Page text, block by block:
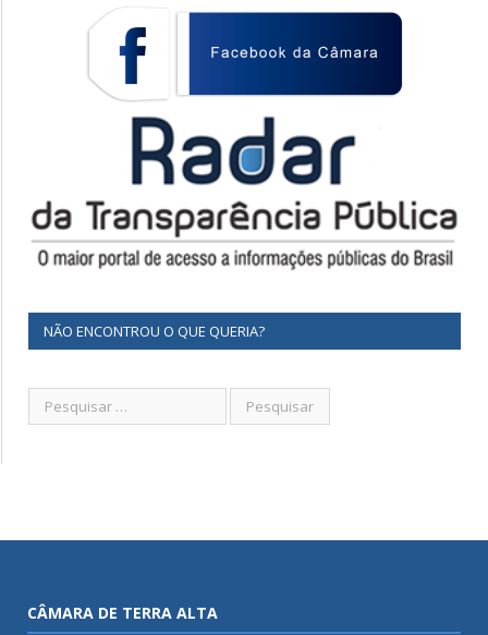
NÃO ENCONTROU O QUE QUERIA?
CÂMARA DE TERRA ALTA